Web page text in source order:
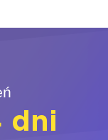
dni